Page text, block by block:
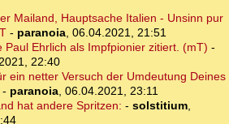
Mailand, Hauptsache Italien - Unsinn pur
- paranoia, 06.04.2021, 21:51
Paul Ehrlich als Impfpionier zitiert. (mT) -
22:40
ein netter Versuch der Umdeutung Deines
- paranoia, 06.04.2021, 23:11
hat andere Spritzen: - solstitium,